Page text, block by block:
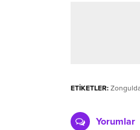
ETİKETLER:
Yorumlar